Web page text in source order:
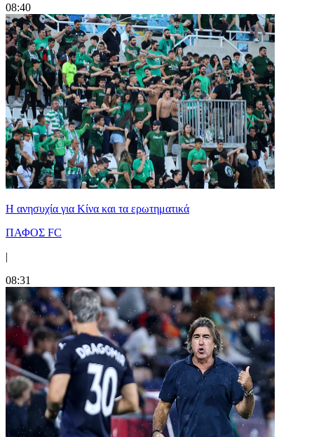
08:40
Η ανησυχία για Κίνα και τα ερωτηματικά
ΠΑΦΟΣ FC
|
08:31